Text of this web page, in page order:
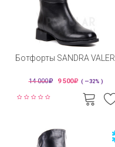
Ботфорты SANDRA VALERI
14 000 9 500 ( —32% )